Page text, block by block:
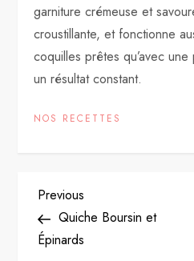
garniture crémeuse et
croustillante, et fonctionne
coquilles prêtes qu’avec
un résultat constant.
NOS RECETTES
P
o
Previous
Post
Previous
Quiche Boursin et
Épinards